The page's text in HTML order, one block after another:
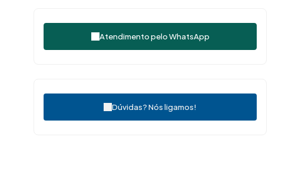
Atendimento peloWhatsApp
Dúvidas? Nós ligamos!